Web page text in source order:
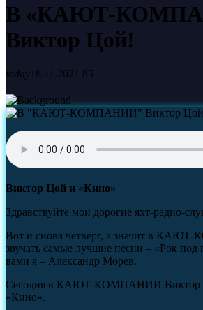
В «КАЮТ-
Виктор Цой!
today18.11.2021 85
Виктор Цой и «Кино»
Здравствуйте мои дорогие яхт-радио-
Вот и снова четверг, а значит в
звучать самые лучшие песни – «Рок под
вами я – Александр Морев.
Сегодня в КАЮТ-КОМПАНИИ Виктор
«Кино».